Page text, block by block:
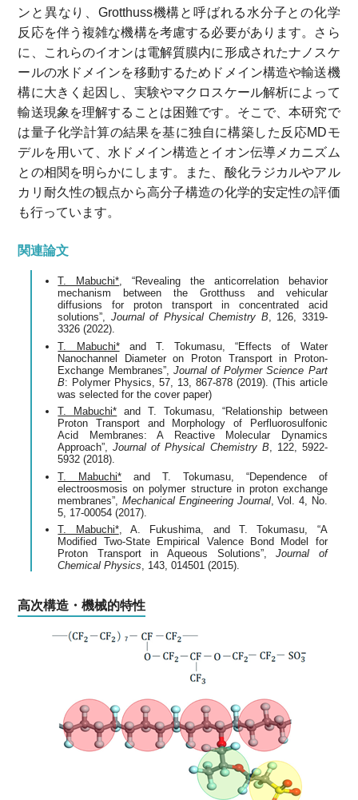
ンと異なり、Grotthuss機構と呼ばれる水分子との化学
反応を伴う複雑な機構を考慮する必要があります。さら
に、これらのイオンは電解質膜内に形成されたナノスケ
ールの水ドメインを移動するためドメイン構造や輸送機
構に大きく起因し、実験やマクロスケール解析によって
輸送現象を理解することは困難です。そこで、本研究で
は量子化学計算の結果を基に独自に構築した反応MDモ
デルを用いて、水ドメイン構造とイオン伝導メカニズム
との相関を明らかにします。また、酸化ラジカルやアル
カリ耐久性の観点から高分子構造の化学的安定性の評価
も行っています。
関連論文
T. Mabuchi*, “Revealing the anticorrelation behavior
mechanism between the Grotthuss and vehicular
diffusions for proton transport in concentrated acid
solutions”, Journal of Physical Chemistry B, 126, 3319-
3326 (2022).
T. Mabuchi*and T. Tokumasu, “Effects of Water
Nanochannel Diameter on Proton Transport in Proton-
Exchange Membranes”, Journal of Polymer Science Part
B: Polymer Physics, 57, 13, 867-878 (2019). (This article
was selected for the cover paper)
T. Mabuchi* and T. Tokumasu, “Relationship between
Proton Transport and Morphology of Perfluorosulfonic
Acid Membranes: A Reactive Molecular Dynamics
Approach”,Journal of Physical Chemistry B, 122, 5922-
5932 (2018).
T. Mabuchi* and T. Tokumasu, “Dependence of
electroosmosis on polymer structure in proton exchange
membranes”,Mechanical Engineering Journal, Vol. 4, No.
5, 17-00054 (2017).
T. Mabuchi*, A. Fukushima, and T. Tokumasu, “A
Modified Two-State Empirical Valence Bond Model for
Proton Transport in Aqueous Solutions”,Journal of
Chemical Physics , 143, 014501 (2015).
高次構造・機械的特性